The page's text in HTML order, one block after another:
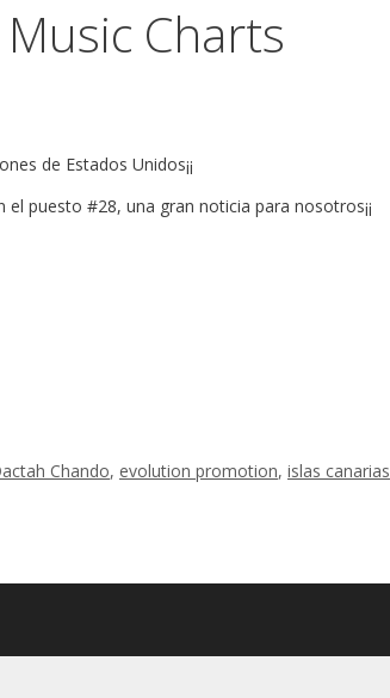
Charts
de Estados Unidos¡¡
puesto #28, una gran noticia para nosotros¡¡
Chando, evolution promotion, islas canarias